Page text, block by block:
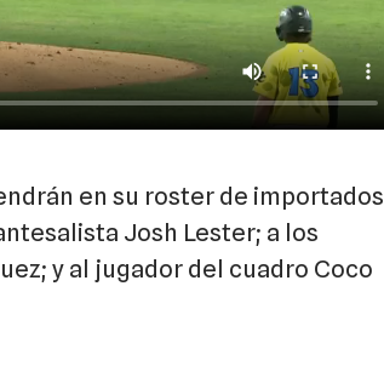
en su roster de importados
Josh Lester; a los
y al jugador del cuadro Coco